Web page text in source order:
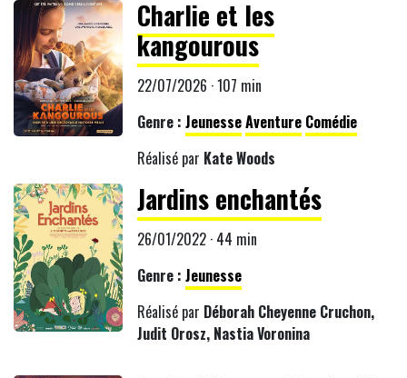
Charlie et les
kangourous
22/07/2026 · 107 min
Genre : JeunesseAventure Comédie
Réalisé par Kate Woods
Jardins enchantés
26/01/2022 · 44 min
Genre : Jeunesse
Réalisé par Déborah Cheyenne Cruchon,
Judit Orosz, Nastia Voronina